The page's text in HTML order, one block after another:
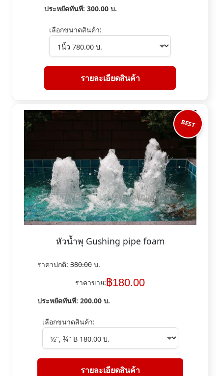
ประหยัดทันที: 300.00 บ.
เลือกขนาดสินค้า:
รายละเอียดสินค้า
BEST
หัวน้ำพุ Gushing pipe foam
ราคาปกติ:380.00บ.
ราคาขาย:฿180.00
ประหยัดทันที: 200.00บ.
เลือกขนาดสินค้า:
รายละเอียดสินค้า